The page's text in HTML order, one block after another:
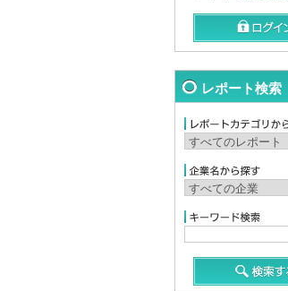
レポート検索